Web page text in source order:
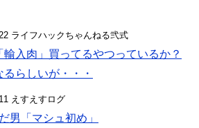
ライフハックちゃんねる弐式
入肉」買ってるやつっているか？
らしいが・・・
えすえすログ
男「マシュ初め」